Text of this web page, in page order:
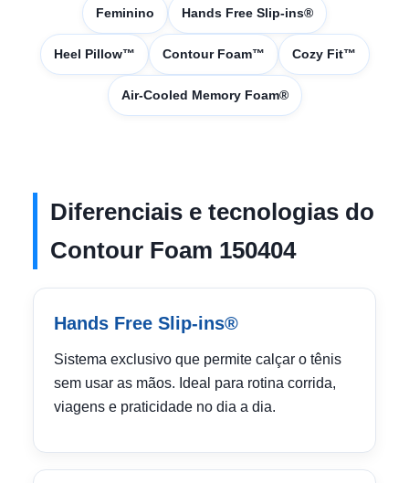
Feminino Hands Free Slip-ins®
Heel Pillow™ Contour Foam™ Cozy Fit™
Air-Cooled Memory Foam®
Diferenciais e tecnologias do
Contour Foam 150404
Hands Free Slip-ins®
Sistema exclusivo que permite calçar o tênis
sem usar as mãos. Ideal para rotina corrida,
viagens e praticidade no dia a dia.